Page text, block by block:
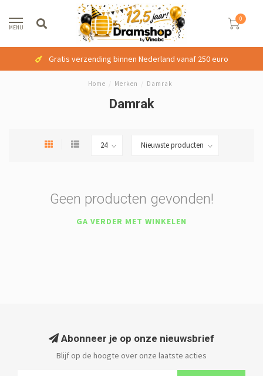
MENU
0
Gratis verzending binnen Nederland vanaf 250 euro
Home Merken Damrak
Damrak
Geen producten gevonden!
GA VERDER MET WINKELEN
Abonneer je op onze nieuwsbrief
Blijf op de hoogte over onze laatste acties